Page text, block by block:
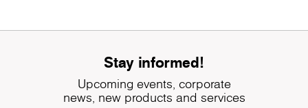
Stay informed!
Upcoming events, corporate
news, new products and services